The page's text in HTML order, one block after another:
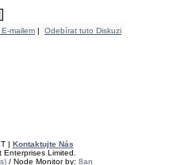
mailem | Odebírat tuto Diskuzi
| Kontaktujte Nás
Limited.
/ Node Monitor by: 8an